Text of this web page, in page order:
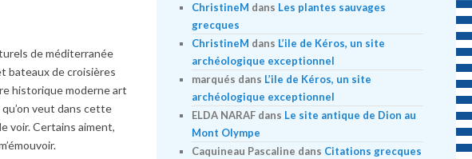
de méditerranée
bateaux de croisières
historique moderne art
veut dans cette
voir. Certains aiment,
ChristineM dans Les plantes sauvages
grecques
ChristineM dans L’ile de Kéros, un site
archéologique exceptionnel
marqués dans L’ile de Kéros, un site
archéologique exceptionnel
ELDA NARAFdans Le site antique de Dion au
Mont Olympe
Caquineau Pascaline dans Citations grecques